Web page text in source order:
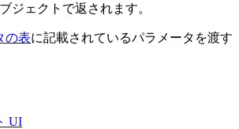
ジェクトで返されます。
の表に記載されているパラメータを渡す
UI